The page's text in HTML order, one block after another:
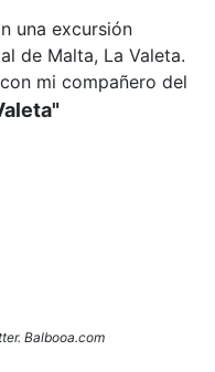
una excursión
de Malta, La Valeta.
mi compañero del
Balbooa.com